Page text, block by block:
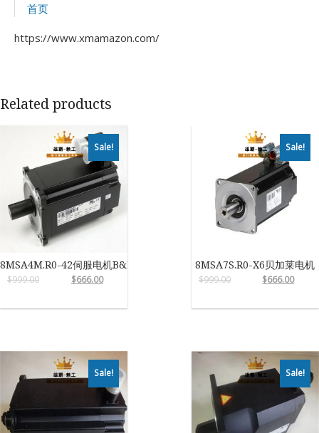
首页
https://www.xmamazon.com/
Related products
Sale!
8MSA4M.R0-42伺服电机B&R
$999.00 $666.00
Sale!
8MSA7S.R0-X6贝加莱电机
$999.00 $666.00
Sale! Sale!